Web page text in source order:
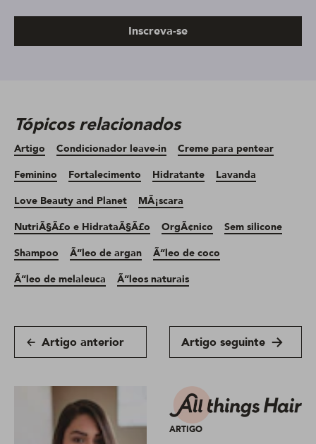
Inscreva-se
Tópicos relacionados
Artigo Condicionador leave-in
Creme para pentear
Feminino
Fortalecimento Hidratante
Lavanda
Love Beauty and Planet
MÃ¡scara
NutriÃ§Ã£o e HidrataÃ§Ã£o
OrgÃ¢nico
Sem silicone
Shampoo
Ã“leo de argan
Ã“leo de coco
Ã“leo de melaleuca
Ã“leos naturais
Artigo anterior Artigo seguinte
ARTIGO